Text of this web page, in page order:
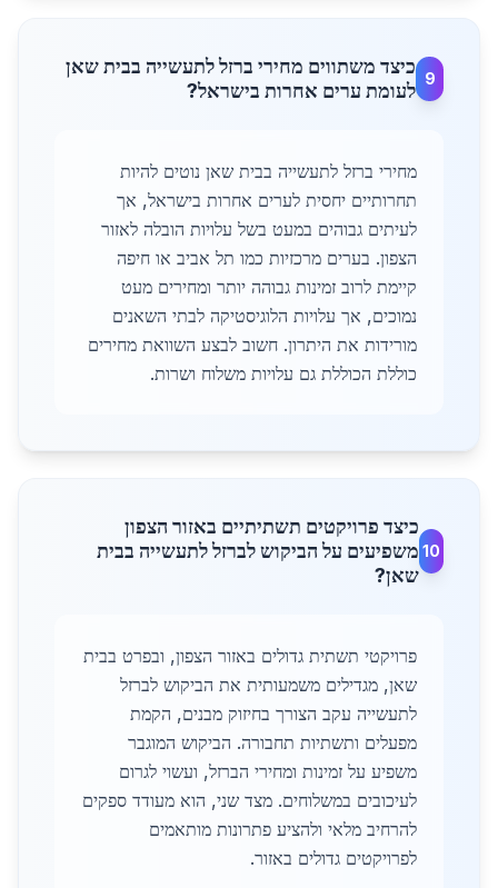
9
כיצד משתווים מחירי ברזל לתעשייה בבית שאן
לעומת ערים אחרות בישראל?
מחירי ברזל לתעשייה בבית שאן נוטים להיות
תחרותיים יחסית לערים אחרות בישראל, אך
לעיתים גבוהים במעט בשל עלויות הובלה לאזור
הצפון. בערים מרכזיות כמו תל אביב או חיפה
קיימת לרוב זמינות גבוהה יותר ומחירים מעט
נמוכים, אך עלויות הלוגיסטיקה לבתי השאנים
מורידות את היתרון. חשוב לבצע השוואת מחירים
כוללת הכוללת גם עלויות משלוח ושרות.
10
כיצד פרויקטים תשתיתיים באזור הצפון
משפיעים על הביקוש לברזל לתעשייה בבית
שאן?
פרויקטי תשתית גדולים באזור הצפון, ובפרט בבית
שאן, מגדילים משמעותית את הביקוש לברזל
לתעשייה עקב הצורך בחיזוק מבנים, הקמת
מפעלים ותשתיות תחבורה. הביקוש המוגבר
משפיע על זמינות ומחירי הברזל, ועשוי לגרום
לעיכובים במשלוחים. מצד שני, הוא מעודד ספקים
להרחיב מלאי ולהציע פתרונות מותאמים
לפרויקטים גדולים באזור.